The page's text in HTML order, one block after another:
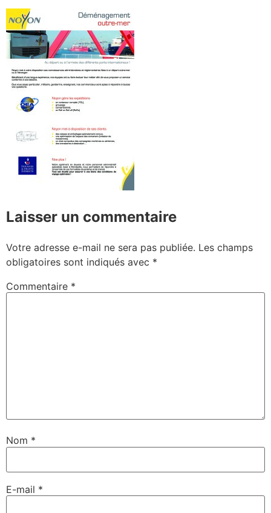
Laisser un commentaire
Votre adresse e-mail ne sera pas publiée. Les champs
obligatoires sont indiqués avec *
Commentaire *
Nom *
E-mail *